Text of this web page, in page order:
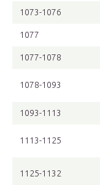
1073-1076
1077
1077-1078
1078-1093
1093-1113
1113-1125
1125-1132